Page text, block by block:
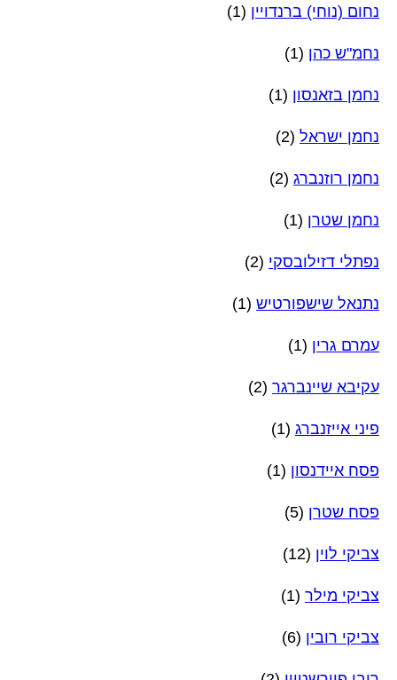
נחום (נוחי) ברנדויין (1)
נחמ"ש כהן (1)
נחמן בזאנסון (1)
נחמן ישראל (2)
נחמן רוזנברג (2)
נחמן שטרן (1)
נפתלי דזילובסקי (2)
נתנאל שישפורטיש (1)
עמרם גרין (1)
עקיבא שיינברגר (2)
פיני אייזנברג (1)
פסח איידנסון (1)
פסח שטרן (5)
צביקי לוין (12)
צביקי מילר (1)
צביקי רובין (6)